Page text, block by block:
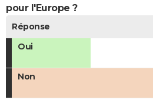
pour l'Europe ?
Réponse
Oui
Non